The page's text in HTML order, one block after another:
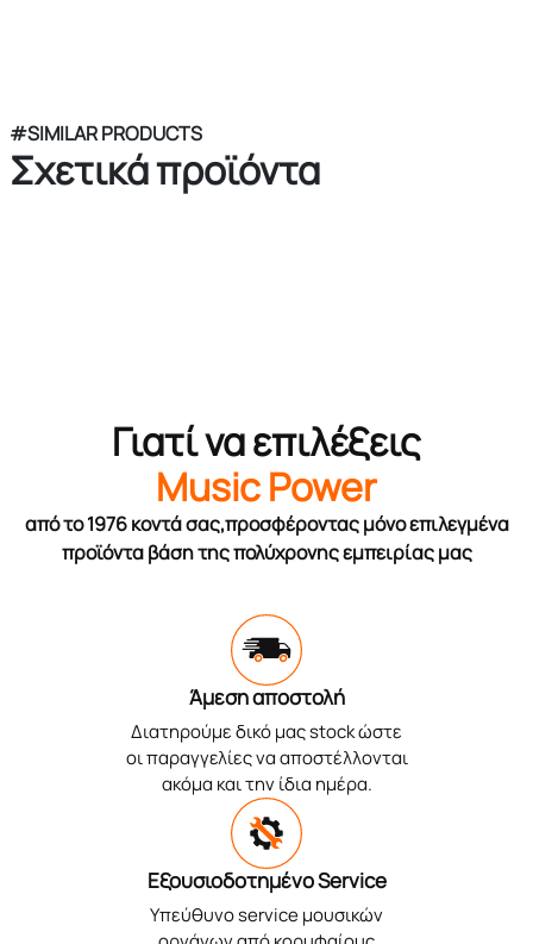
#SIMILAR PRODUCTS
Σχετικά προϊόντα
Γιατί να επιλέξεις
Music Power
από το 1976 κοντά σας,προσφέροντας μόνο επιλεγμένα
προϊόντα βάση της πολύχρονης εμπειρίας μας
Άμεση αποστολή
Διατηρούμε δικό μας stock ώστε
οι παραγγελίες να αποστέλλονται
ακόμα και την ίδια ημέρα.
Εξουσιοδοτημένο Service
Υπεύθυνο service μουσικών